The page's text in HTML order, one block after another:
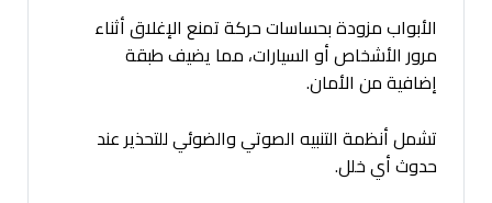
الأبواب مزودة بحساسات حركة تمنع الإغلاق أثناء
مرور الأشخاص أو السيارات، مما يضيف طبقة
إضافية من الأمان.
تشمل أنظمة التنبيه الصوتي والضوئي للتحذير عند
حدوث أي خلل.